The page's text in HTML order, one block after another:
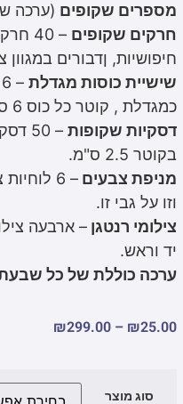
מספרים שקופים (ערכה של 10 ספרות שקופות
חרקים שקופים
–
חיפושיות, ןדבורים במגוון
שישיית כוסות מגדלת
כמגדלת , קוטר כל כוס 6 ס"מ, בשישה צבעים שונים.
דסקיות שקופות
–
בקוטר 2.5 ס"מ.
מניפת צבעים
– 6
וזו על גבי זו.
צילומי רנטגן – ארבעה
יד וראש.
ערכה כוללת של כל
₪25.00
–
₪299.00
סוג מוצר